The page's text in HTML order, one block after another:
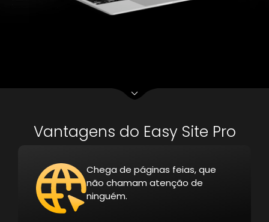
Vantagens do Easy Site Pro
Chega de páginas feias, que
não chamam atenção de
ninguém.